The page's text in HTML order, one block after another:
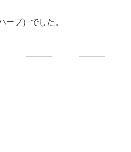
ープ）でした。